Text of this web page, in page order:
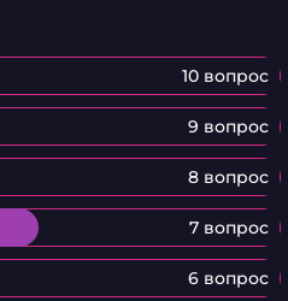
10 вопрос
9 вопрос
8 вопрос
7 вопрос
6 вопрос